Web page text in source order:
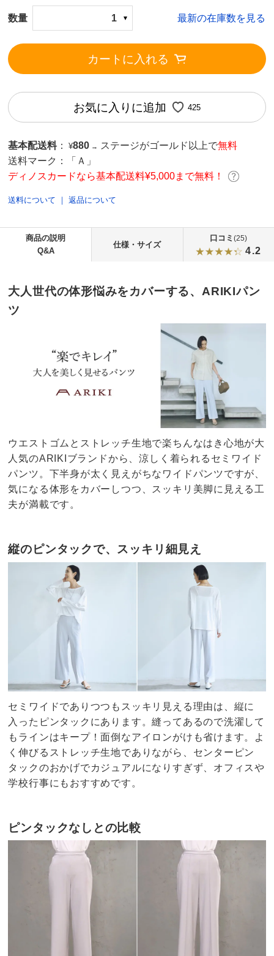
数量 1 最新の在庫数を見る
カートに入れる
お気に入りに追加 425
基本配送料 ： ¥880 → ステージがゴールド以上で無料
送料マーク：
「Ａ」
ディノスカードなら基本配送料¥5,000まで無料！
送料について ｜返品について
商品の説明
Q&A
仕様・サイズ
口コミ(25)
4.2
大人世代の体形悩みをカバーする、ARIKIパン
ツ
ウエストゴムとストレッチ生地で楽ちんなはき心地が大
人気のARIKIブランドから、涼しく着られるセミワイド
パンツ。下半身が太く見えがちなワイドパンツですが、
気になる体形をカバーしつつ、スッキリ美脚に見える工
夫が満載です。
縦のピンタックで、スッキリ細見え
セミワイドでありつつもスッキリ見える理由は、縦に
入ったピンタックにあります。縫ってあるので洗濯して
もラインはキープ！面倒なアイロンがけも省けます。よ
く伸びるストレッチ生地でありながら、センターピン
タックのおかげでカジュアルになりすぎず、オフィスや
学校行事にもおすすめです。
ピンタックなしとの比較